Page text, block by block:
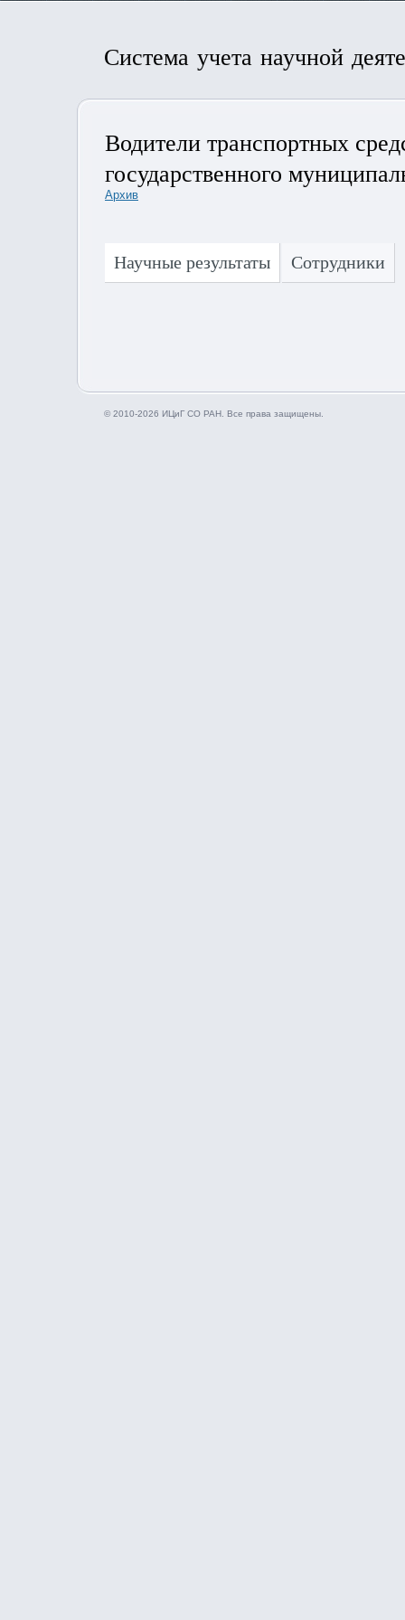
Система учета научной
Водители транспортных
государственного
Архив
Научные результаты Сотрудники
© 2010-2026 ИЦиГ СО РАН. Все права защищены.